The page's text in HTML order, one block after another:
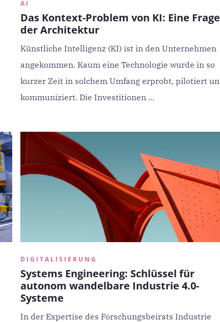
AI
Das Kontext-Problem von KI: Eine Frage
der Architektur
Künstliche Intelligenz (KI) ist in den Unternehmen
angekommen. Kaum eine Technologie wurde in so
kurzer Zeit in solchem Umfang erprobt, pilotiert
kommuniziert. Die Investitionen ...
DIGITALISIERUNG
Systems Engineering: Schlüssel für
autonom wandelbare Industrie 4.0-
Systeme
In der Expertise des Forschungsbeirats Industrie